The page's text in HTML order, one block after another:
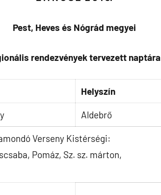
Pest, Heves és Nógrád megyei
rendezvények tervezett naptára
Helyszín
Aldebrő
Verseny Kistérségi:
Pomáz, Sz. sz. márton,